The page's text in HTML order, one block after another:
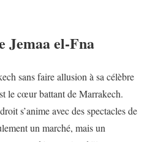
Jemaa el-Fna
sans faire allusion à sa célèbre
le cœur battant de Marrakech.
s’anime avec des spectacles de
un marché, mais un